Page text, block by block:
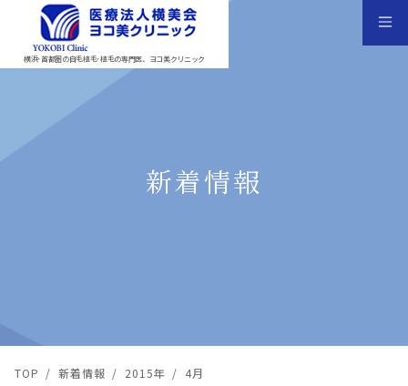
横浜･首都圏の自毛植毛･植毛の専門医、ヨコ美クリニック
新着情報
TOP / 新着情報 / 2015年 / 4月